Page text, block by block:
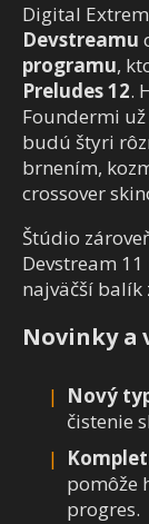
Digital
Devstreamu
programu,
Preludes 12.
Foundermi
budú štyri
brnením,
crossover
Štúdio
Devstream
najväčší balík
Novinky a
Nový
čistenie
pomôže
progres.